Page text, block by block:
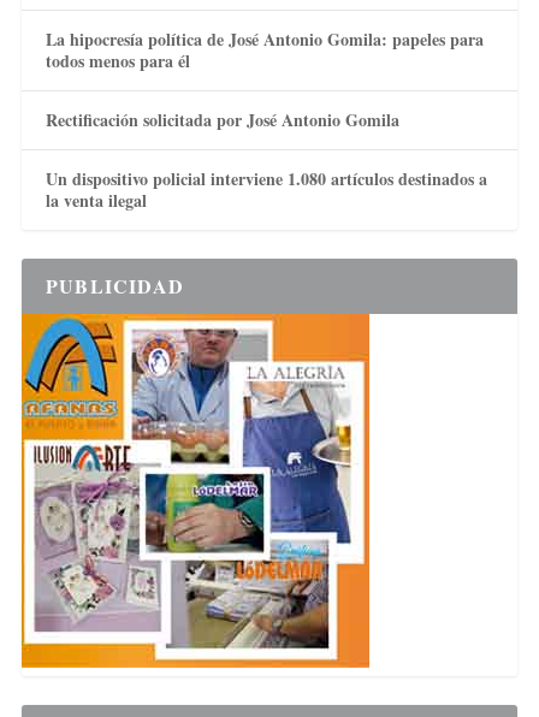
La hipocresía política de José Antonio Gomila: papeles para
todos menos para él
Rectificación solicitada por José Antonio Gomila
Un dispositivo policial interviene 1.080 artículos destinados a
la venta ilegal
PUBLICIDAD